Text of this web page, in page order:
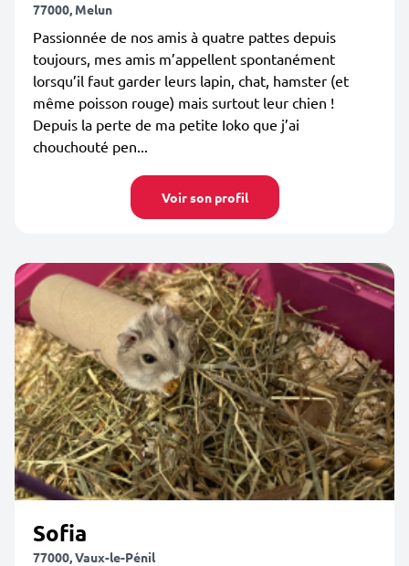
77000, Melun
Passionnée de nos amis à quatre pattes depuis
toujours, mes amis m’appellent spontanément
lorsqu’il faut garder leurs lapin, chat, hamster (et
même poisson rouge) mais surtout leur chien !
Depuis la perte de ma petite Ioko que j’ai
chouchouté pen...
Voir son profil
Sofia
77000, Vaux-le-Pénil